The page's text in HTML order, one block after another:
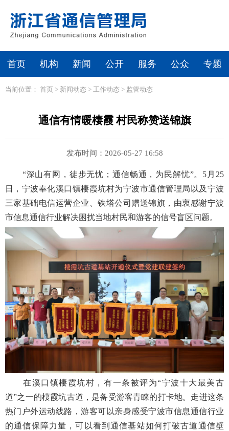
首页 机构 新闻 公开 服务 公众 专题
当前位置： 首页 > 新闻动态 > 工作动态 > 监管动态
通信有情暖棲霞 村民称赞送锦旗
发布时间：2026-05-27 16:58
“深山有网，徒步无忧；通信畅通，为民解忧”。5月25
日，宁波奉化溪口镇棲霞坑村为宁波市通信管理局以及宁波
三家基础电信运营企业、铁塔公司赠送锦旗，由衷感谢宁波
市信息通信行业解决困扰当地村民和游客的信号盲区问题。
在溪口镇棲霞坑村，有一条被评为“宁波十大最美古
道”之一的棲霞坑古道，是备受游客青睐的打卡地。走进这条
热门户外运动线路，游客可以亲身感受宁波市信息通信行业
的通信保障力量，可以看到通信基站如何打破古道通信壁